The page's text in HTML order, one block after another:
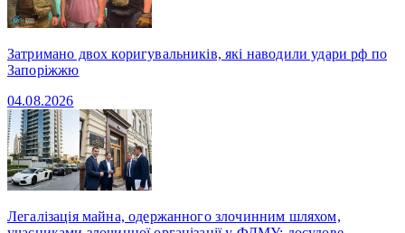
Затримано двох коригувальників, які наводили удари рф по
Запоріжжю
04.08.2026
Легалізація майна, одержанного злочинним шляхом,